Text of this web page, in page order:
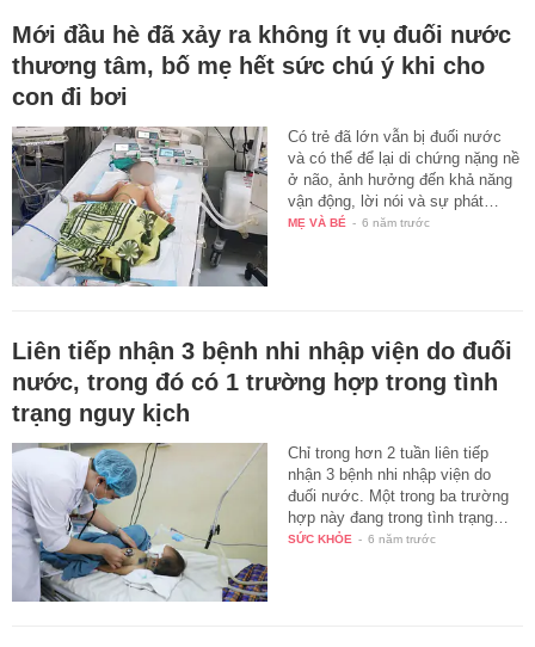
Mới đầu hè đã xảy ra không ít vụ đuối nước
thương tâm, bố mẹ hết sức chú ý khi cho
con đi bơi
Có trẻ đã lớn vẫn bị đuối nước
và có thể để lại di chứng nặng nề
ở não, ảnh hưởng đến khả năng
vận động, lời nói và sự phát…
MẸ VÀ BÉ - 6 năm trước
Liên tiếp nhận 3 bệnh nhi nhập viện do đuối
nước, trong đó có 1 trường hợp trong tình
trạng nguy kịch
Chỉ trong hơn 2 tuần liên tiếp
nhận 3 bệnh nhi nhập viện do
đuối nước. Một trong ba trường
hợp này đang trong tình trạng…
SỨC KHỎE - 6 năm trước